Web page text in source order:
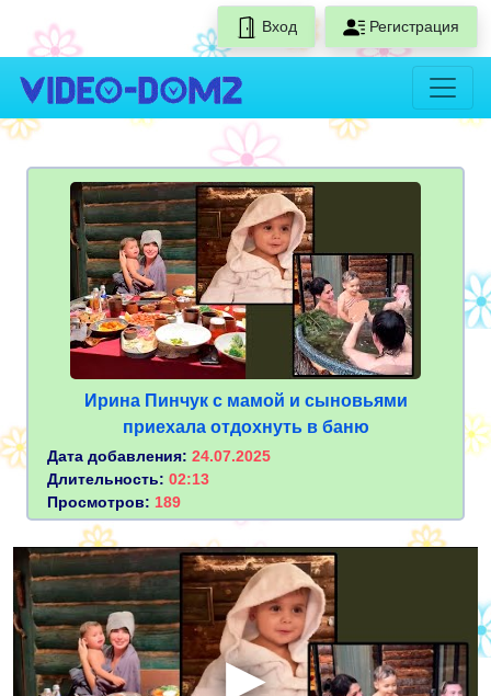
Вход Регистрация
Ирина Пинчук с мамой и сыновьями
приехала отдохнуть в баню
Дата добавления: 24.07.2025
Длительность: 02:13
Просмотров: 189